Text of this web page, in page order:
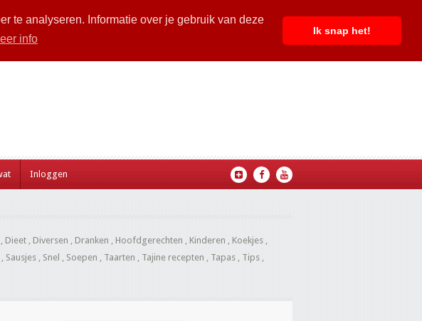
te analyseren. Informatie over je gebruik van deze
info
Ik snap het!
Inloggen
, Dieet , Diversen , Dranken , Hoofdgerechten , Kinderen , Koekjes ,
, Sausjes , Snel , Soepen , Taarten , Tajine recepten , Tapas , Tips ,